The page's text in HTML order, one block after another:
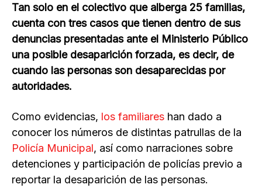
Tan solo en el colectivo que alberga 25 familias,
cuenta con tres casos que tienen dentro de sus
denuncias presentadas ante el Ministerio Público
una posible desaparición forzada, es decir, de
cuando las personas son desaparecidas por
autoridades.
Como evidencias, los familiares han dado a
conocer los números de distintas patrullas de la
Policía Municipal, así como narraciones sobre
detenciones y participación de policías previo a
reportar la desaparición de las personas.